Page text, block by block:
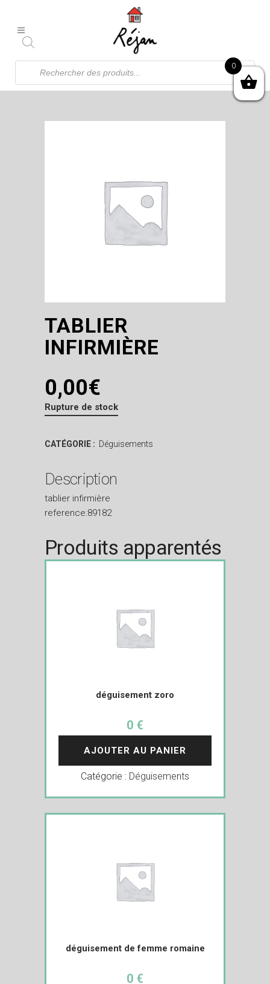
Recherche
produits
TABLIER
INFIRMIÈRE
0,00€
Rupture de stock
CATÉGORIE : Déguisements
Description
tablier infirmière
reference:89182
Produits apparentés
déguisement zoro
0 €
AJOUTER AU PANIER
Catégorie : Déguisements
déguisement de femme romaine
0 €
0